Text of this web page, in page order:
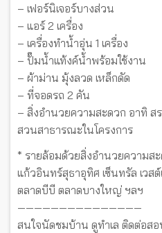
– เฟอร์นิเจอร์บางส่วน
– แอร์ 2 เครื่อง
– เครื่องทำน้ำอุ่น 1 เครื่อง
– ปั๊มน้ำแท้งค์น้ำพร้อมใช้งาน
– ผ้าม่าน มุ้งลวด เหล็กดัด
– ที่จอดรถ 2 คัน
– สิ่งอำนวยความสะดวก อาทิ ส
สวนสาธารณะในโครงการ
* รายล้อมด้วยสิ่งอำนวยความส
แก้วอินทร์สุธาอุทิศ เซ็นทรัล เวส
ตลาดบีบี ตลาดบางใหญ่ ฯลฯ
———————————————
สนใจนัดชมบ้าน ดูทำเล ติดต่อสอ